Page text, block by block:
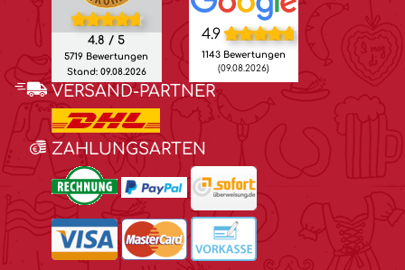
4.8 / 5
5719 Bewertungen
Stand: 09.08.2026
4.9
1143 Bewertungen
(09.08.2026)
VERSAND-PARTNER
ZAHLUNGSARTEN